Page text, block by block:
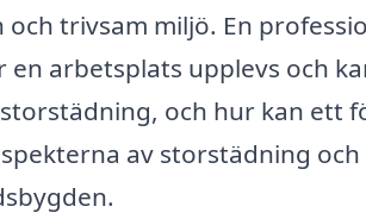
och trivsam miljö. En
arbetsplats upplevs och
och hur kan ett
av storstädning